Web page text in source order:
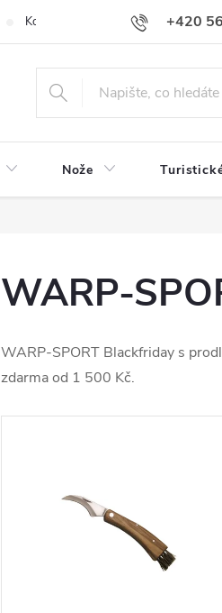
+420
Kontakty Doprava a platba
Nože
WARP-
WARP-SPORT Blackfriday s
zdarma od 1 500 Kč.